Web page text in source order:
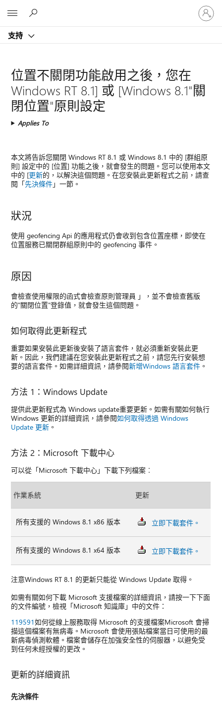
支持
登
入
您
位置不關閉功能啟用之後，您在
Windows RT 8.1] 或 [Windows 8.1"關
閉位置"原則設定
Applies To
本文將告訴您關閉 Windows RT 8.1 或 Windows 8.1 中的 [群組原
則] 設定中的 [位置] 功能之後，就會發生的問題。您可以使用本文
中的 [更新的，以解決這個問題。在您安裝此更新程式之前，請查
閱「先決條件」一節。
狀況
使用 geofencing Api 的應用程式仍會收到包含位置座標，即使在
位置服務已關閉群組原則中的 geofencing 事件。
原因
會檢查使用權限的函式會檢查原則管理員 」，並不會檢查舊版
的"關閉位置"登錄值，就會發生這個問題。
如何取得此更新程式
重要如果安裝此更新後安裝了語言套件，就必須重新安裝此更
新。因此，我們建議在您安裝此更新程式之前，請您先行安裝想
要的語言套件。如需詳細資訊，請參閱新增Windows 語言套件 。
方法 1：Windows Update
提供此更新程式為 Windows update重要更新。如需有關如何執行
Windows 更新的詳細資訊，請參閱如何取得透過 Windows
Update 更新 。
方法 2：Microsoft 下載中心
可以從「Microsoft 下載中心」下載下列檔案︰
作業系統 更新
所有支援的 Windows 8.1 x86 版本 立即下載套件。
所有支援的 Windows 8.1 x64 版本 立即下載套件。
注意Windows RT 8.1 的更新只能從 Windows Update 取得。
如需有關如何下載 Microsoft 支援檔案的詳細資訊，請按一下下面
的文件編號，檢視「Microsoft 知識庫」中的文件：
119591如何從線上服務取得 Microsoft 的支援檔案Microsoft 會掃
描這個檔案有無病毒。Microsoft 會使用張貼檔案當日可使用的最
新病毒偵測軟體。檔案會儲存在加強安全性的伺服器，以避免受
到任何未經授權的更改。
更新的詳細資訊
先決條件